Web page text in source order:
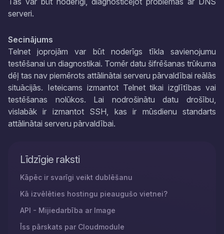
serveri.
Secinājums
Telnet joprojām var būt noderīgs tīkla savienojumu
testēšanai un diagnostikai. Tomēr datu šifrēšanas trūkuma
dēļ tas nav piemērots attālinātai serveru pārvaldībai reālās
situācijās. Ieteicams izmantot Telnet tikai izglītības vai
testēšanas nolūkos. Lai nodrošinātu datu drošību,
vislabāk ir izmantot SSH, kas ir mūsdienu standarts
attālinātai serveru pārvaldībai.
Līdzīgie raksti
Kāpēc ir svarīgi veikt dublēšanu
Kā izvēlēties hostingu pieaugušo vietnei?
API - Mijiedarbība ar Image
Īss pārskats par Cloudmodule